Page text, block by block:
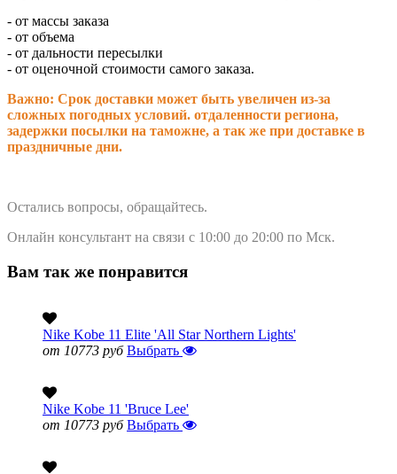
- от массы заказа
- от объема
- от дальности пересылки
- от оценочной стоимости самого заказа.
Важно: Срок доставки может быть увеличен из-за
сложных погодных условий. отдаленности региона,
задержки посылки на таможне, а так же при доставке в
праздничные дни.
Остались вопросы, обращайтесь.
Онлайн консультант на связи с 10:00 до 20:00 по Мск.
Вам так же понравится
Nike Kobe 11 Elite 'All Star Northern Lights'
от 10773 руб Выбрать
Nike Kobe 11 'Bruce Lee'
от 10773 руб Выбрать